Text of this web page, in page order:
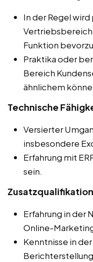
In der Regel
Vertriebsbereich
Funktion
Praktika oder
Bereich
ähnlichem
Technische
Versierter
insbesondere
Erfahrung mit
sein.
Erfahrung in der
Online-
Kenntnisse in